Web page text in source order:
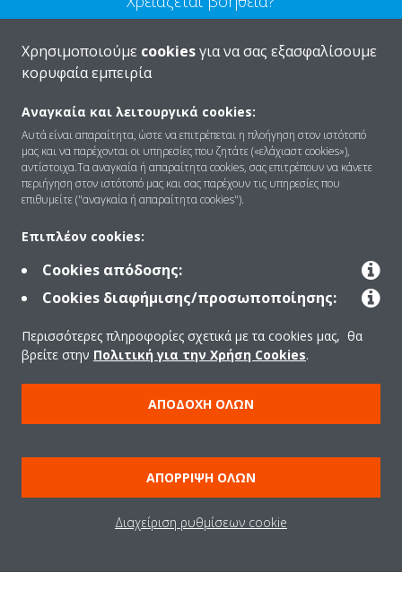
ΕΠΙΚΟΙΝΩΝΊΑ
Ποιοι είμαστε
Λύσεις
Επικοινωνία
Products
Data Act
Χρησιμοποιούμε cookiesγια να σας εξασφαλίσουμε
κορυφαία εμπειρία
Αναγκαία και λειτουργικά cookies:
Αυτά είναι απαραίτητα, ώστε να επιτρέπεται η πλοήγηση στον ιστότοπό
μας και να παρέχονται οι υπηρεσίες που ζητάτε («ελάχιαστ cookies»),
αντίστοιχα.Τα αναγκαία ή απαραίτητα cookies, σας επιτρέπουν να κάνετε
περιήγηση στον ιστότοπό μας και σας παρέχουν τις υπηρεσίες που
επιθυμείτε ("αναγκαία ή απαραίτητα cookies").
Επιπλέον cookies:
Cookies απόδοσης:
Cookies διαφήμισης/προσωποποίησης:
Περισσότερες πληροφορίες σχετικά με τα cookies μας, θα
βρείτε στην Πολιτική για την Χρήση Cookies.
ΑΠΟΔΟΧΉ ΌΛΩΝ
ΑΠΌΡΡΙΨΗ ΌΛΩΝ
Διαχείριση ρυθμίσεων cookie